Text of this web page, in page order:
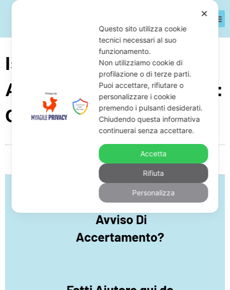
Istanza Di Autotutela Su
Avviso Di Accertamento:
Come Fare
Giuseppe Monardo 05:12
✕
Questo sito utilizza cookie
tecnici necessari al suo
funzionamento.
Non utilizziamo cookie di
profilazione o di terze parti.
Puoi accettare, rifiutare o
personalizzare i cookie
premendo i pulsanti desiderati.
Chiudendo questa informativa
continuerai senza accettare.
Accetta
Rifiuta
Personalizza